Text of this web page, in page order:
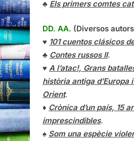
♣ Els primers comtes
DD. AA. (Diversos
♥ 101 cuentos clásicos
♣ Contes russos II.
♥ A l’atac!, Grans
història antiga d’Europa
Orient.
♦ Crònica d’un país, 15
imprescindibles.
♠ Som una espècie